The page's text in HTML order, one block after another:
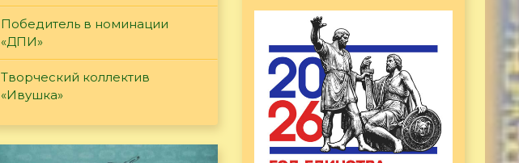
Победитель в номинации
«ДПИ»
Творческий коллектив
«Ивушка»